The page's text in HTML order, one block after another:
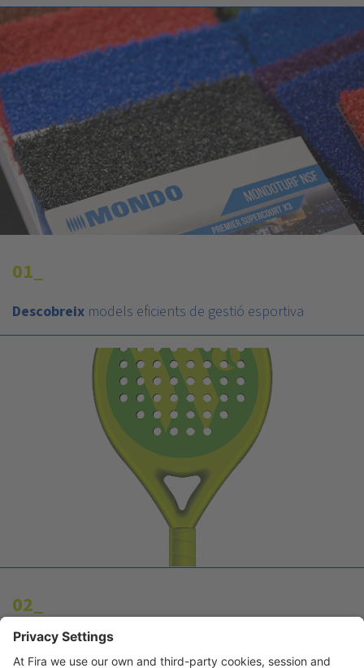
01_
Descobreix models eficients de gestió esportiva
02_
Optimitzal’ús dels equipaments públics